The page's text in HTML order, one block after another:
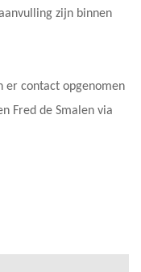
zijn binnen
er contact opgenomen
Fred de Smalen via